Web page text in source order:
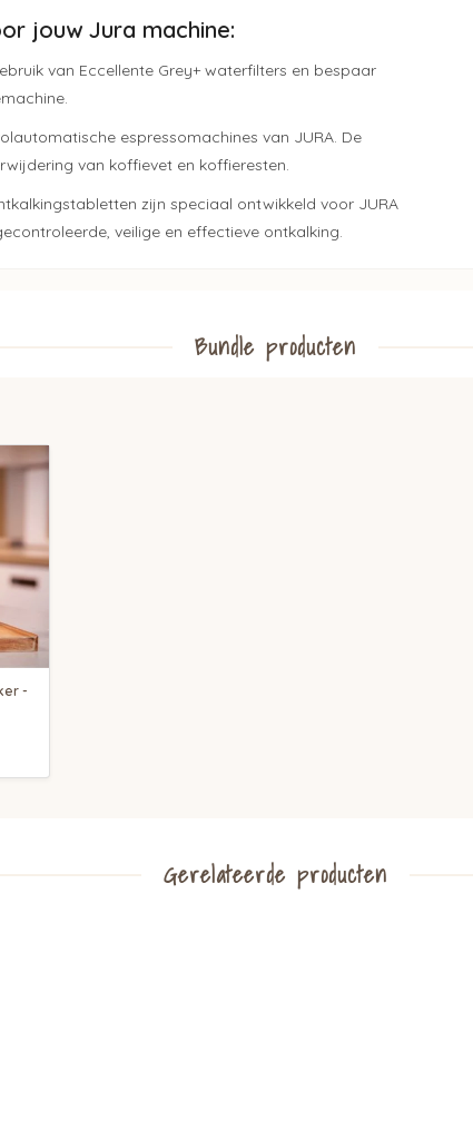
jouw Jura machine:
van Eccellente Grey+ waterfilters en bespaar
espressomachines van JURA. De
van koffievet en koffieresten.
zijn speciaal ontwikkeld voor JURA
veilige en effectieve ontkalking.
Bundle producten
-
Gerelateerde producten